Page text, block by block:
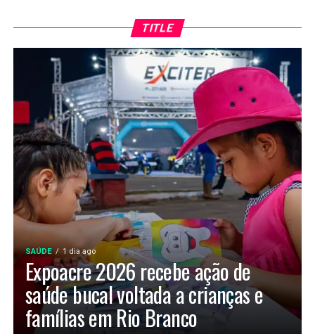
TITLE
SAÚDE 1 dia ago
Expoacre 2026 recebe ação de
saúde bucal voltada a crianças e
famílias em Rio Branco